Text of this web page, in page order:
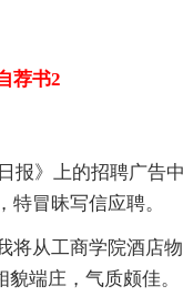
荐书2
报》上的招聘广告
特冒昧写信应聘。
将从工商学院酒店物
貌端庄，气质颇佳。